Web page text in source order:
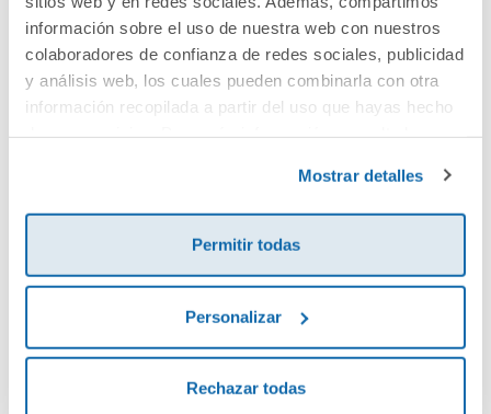
información sobre el uso de nuestra web con nuestros
colaboradores de confianza de redes sociales, publicidad
y análisis web, los cuales pueden combinarla con otra
información recopilada a partir del uso que hayas hecho
Mostrar detalles
Permitir todas
Personalizar
Rechazar todas
¡Sé el primero en valorar este producto!
Envía tu opinión